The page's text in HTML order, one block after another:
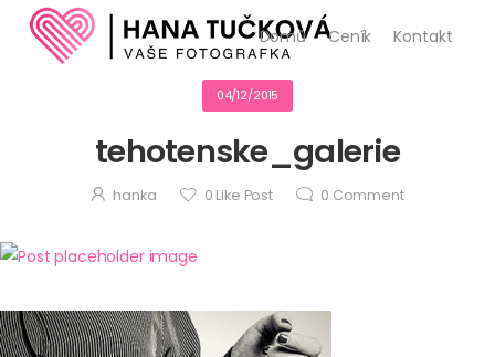
Domů Ceník Kontakt
04/12/2015
tehotenske_galerie
hanka 0 Like Post 0 Comment